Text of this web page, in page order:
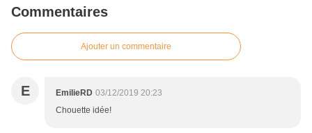
Commentaires
Ajouter un commentaire
E EmilieRD 03/12/2019 20:23
Chouette idée!